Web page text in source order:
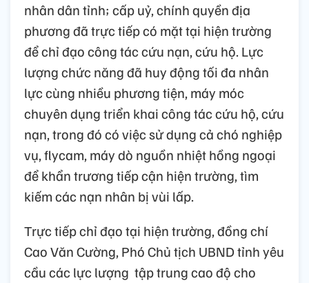
nhân dân tỉnh; cấp uỷ, chính quyền địa
phương đã trực tiếp có mặt tại hiện trường
để chỉ đạo công tác cứu nạn, cứu hộ. Lực
lượng chức năng đã huy động tối đa nhân
lực cùng nhiều phương tiện, máy móc
chuyên dụng triển khai công tác cứu hộ, cứu
nạn, trong đó có việc sử dụng cả chó nghiệp
vụ, flycam, máy dò nguồn nhiệt hồng ngoại
để khẩn trương tiếp cận hiện trường, tìm
kiếm các nạn nhân bị vùi lấp.
Trực tiếp chỉ đạo tại hiện trường, đồng chí
Cao Văn Cường, Phó Chủ tịch UBND tỉnh yêu
cầu các lực lượng tập trung cao độ cho